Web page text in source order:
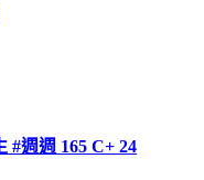
#週週 165 C+ 24